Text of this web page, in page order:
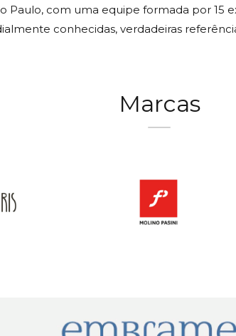
Paulo, com uma equipe formada por
conhecidas, verdadeiras
Marcas